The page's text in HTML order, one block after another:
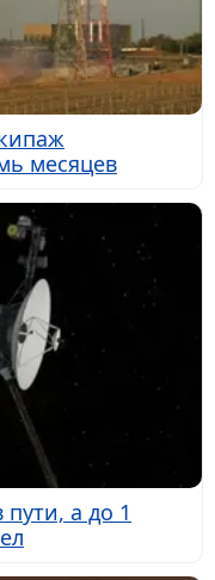
месяцев
а до 1